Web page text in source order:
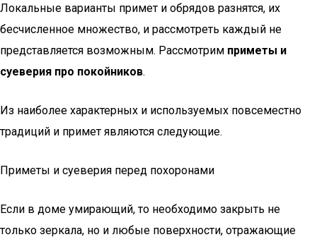
Локальные варианты примет и обрядов разнятся, их
бесчисленное множество, и рассмотреть каждый не
представляется возможным. Рассмотрим приметы и
суеверия про покойников.
Из наиболее характерных и используемых повсеместно
традиций и примет являются следующие.
Приметы и суеверия перед похоронами
Если в доме умирающий, то необходимо закрыть не
только зеркала, но и любые поверхности, отражающие